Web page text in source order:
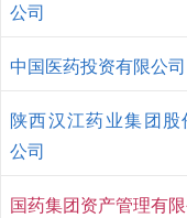
公司
中国医药投资有限公司
陕西汉江药业集团股
公司
国药集团资产管理有